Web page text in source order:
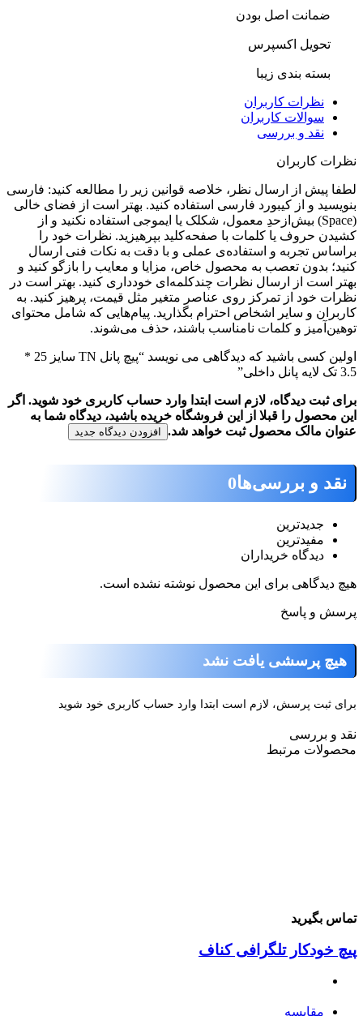
ضمانت اصل بودن
تحویل اکسپرس
بسته بندی زیبا
نظرات کاربران
سوالات کاربران
نقد و بررسی
کاربران
پیش از ارسال نظر، خلاصه قوانین زیر را مطالعه کنید: فارسی
و از کیبورد فارسی استفاده کنید. بهتر است از فضای خالی
(Space) بیش‌از‌حدِ معمول، شکلک یا ایموجی استفاده نکنید و از
حروف یا کلمات با صفحه‌کلید بپرهیزید. نظرات خود را
تجربه و استفاده‌ی عملی و با دقت به نکات فنی ارسال
بدون تعصب به محصول خاص، مزایا و معایب را بازگو کنید و
است از ارسال نظرات چندکلمه‌‌ای خودداری کنید. بهتر است در
خود از تمرکز روی عناصر متغیر مثل قیمت، پرهیز کنید. به
و سایر اشخاص احترام بگذارید. پیام‌هایی که شامل محتوای
و کلمات نامناسب باشند، حذف می‌شوند.
اولین کسی باشید که دیدگاهی می نویسد “پیچ پانل TN سایز 25 *
پانل داخلی”
ثبت دیدگاه، لازم است ابتدا وارد حساب کاربری خود شوید. اگر
محصول را قبلا از این فروشگاه خریده باشید، دیدگاه شما به
مالک محصول ثبت خواهد شد. افزودن دیدگاه جدید
نقد و بررسی‌ها0
جدیدترین
مفیدترین
دیدگاه خریداران
دیدگاهی برای این محصول نوشته نشده است.
و پاسخ
هیچ پرسشی یافت نشد
ثبت پرسش، لازم است ابتدا وارد حساب کاربری خود شوید
و بررسی
مرتبط
بگیرید
خودکار تلگرافی کناف
مقایسه